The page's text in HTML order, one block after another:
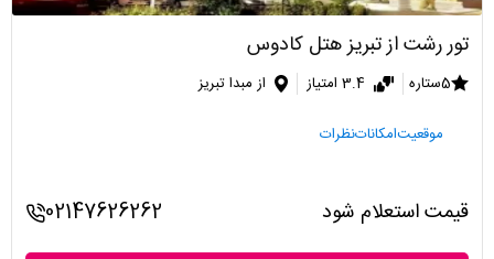
تور رشت از تبریز هتل کادوس
5ستاره 3.4 امتیاز از مبدا تبریز
موقعیتامکاناتنظرات
قیمت استعلام شود 02147626262